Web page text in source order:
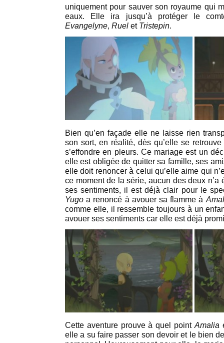
uniquement pour sauver son royaume qui
eaux. Elle ira jusqu’à protéger le
Evangelyne, Ruel et Tristepin.
Bien qu’en façade elle ne laisse rien
son sort, en réalité, dès qu’elle se
s’effondre en pleurs. Ce mariage est un
elle est obligée de quitter sa famille, ses
elle doit renoncer à celui qu’elle aime qui
ce moment de la série, aucun des deux n’a
ses sentiments, il est déjà clair pour le
Yugo a renoncé à avouer sa flamme à
comme elle, il ressemble toujours à un
avouer ses sentiments car elle est déjà
Cette aventure prouve à quel point Amalia
elle a su faire passer son devoir et le bien